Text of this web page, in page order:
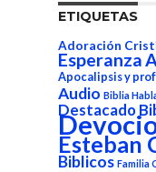
ETIQUETAS
Adoración
Esperanza
Apocalipsis y
Audio Biblia
Destacado
Esteban
Biblicos Familia